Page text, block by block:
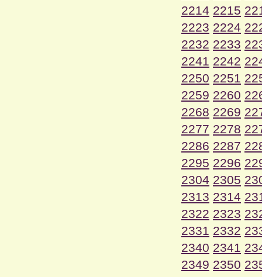
2214 2215
2223 2224
2232 2233
2241 2242
2250 2251
2259 2260
2268 2269
2277 2278
2286 2287
2295 2296
2304 2305
2313 2314
2322 2323
2331 2332
2340 2341
2349 2350